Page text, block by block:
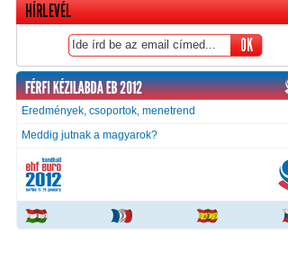
HÍRLEVÉL
Eredmények, csoportok, menetrend
Meddig jutnak a magyarok?